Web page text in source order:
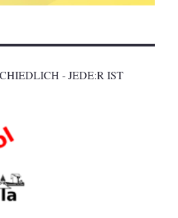
- JEDE:R IST